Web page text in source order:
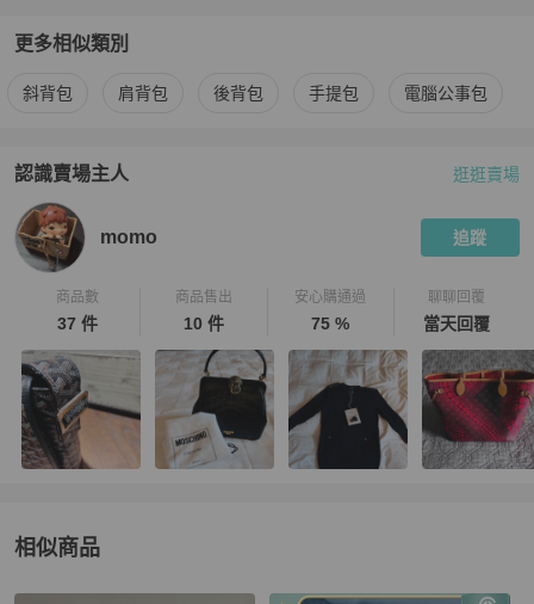
更多相似類別
更多Goyard 男包相似商品推薦
斜背包 肩背包 後背包 手提包 電腦公事包
認識賣場主人
PopChill 拍拍圈嚴選賣家
逛逛賣場
momo 追蹤
商品數
37 件
商品售出
10 件
安心購通過
75 %
聊聊回覆
當天回覆
相似商品
更多相似Goyard男包推薦精品